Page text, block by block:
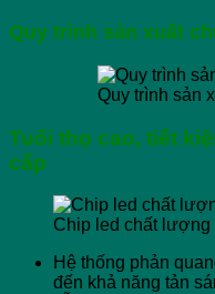
Quy trình sản xuất
Quy trình sản
Tuổi thọ cao, tiết
cấp
Chip led chất lượng
Hệ thống phản
đến khả năng tản